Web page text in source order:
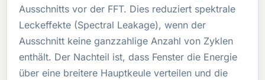
Ausschnitts vor der FFT. Dies reduziert spektrale
Leckeffekte (Spectral Leakage), wenn der
Ausschnitt keine ganzzahlige Anzahl von Zyklen
enthält. Der Nachteil ist, dass Fenster die Energie
über eine breitere Hauptkeule verteilen und die